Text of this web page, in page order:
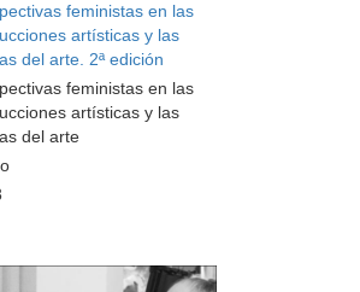
feministas en las
artísticas y las
del arte. 2ª edición
feministas en las
artísticas y las
del arte